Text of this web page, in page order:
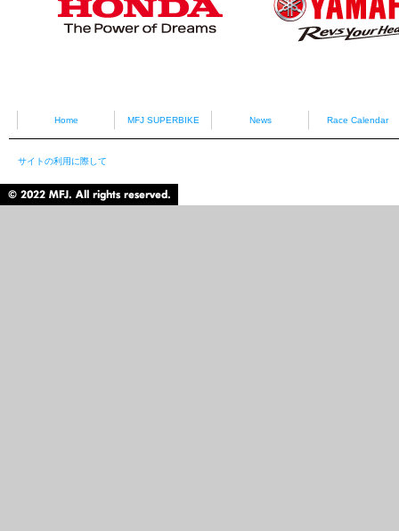
Home MFJ SUPERBIKE News Race Calendar
サイトの利用に際して